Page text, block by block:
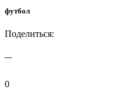
футбол
Поделиться:
0